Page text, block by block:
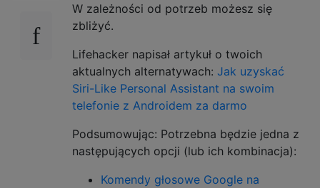
W zależności od potrzeb możesz się
zbliżyć.
Lifehacker napisał artykuł o twoich
aktualnych alternatywach: Jak uzyskać
Siri-Like Personal Assistant na swoim
telefonie z Androidem za darmo
Podsumowując: Potrzebna będzie jedna z
następujących opcji (lub ich kombinacja):
Komendy głosowe Google na